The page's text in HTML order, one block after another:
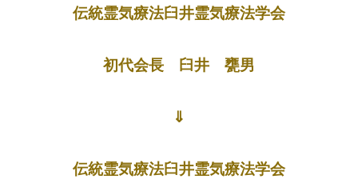
伝統霊気療法臼井霊気療法学会
初代会長 臼井 甕男
⇓
伝統霊気療法臼井霊気療法学会